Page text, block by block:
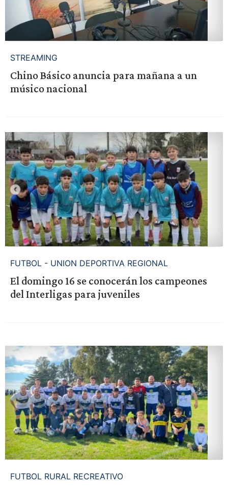
STREAMING
Chino Básico anuncia para mañana a un
músico nacional
FUTBOL - UNION DEPORTIVA REGIONAL
El domingo 16 se conocerán los campeones
del Interligas para juveniles
FUTBOL RURAL RECREATIVO